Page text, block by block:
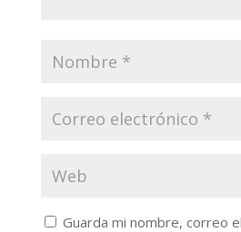
Guarda mi nombre, correo